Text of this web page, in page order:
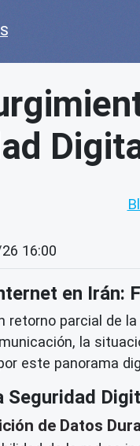
16:00
en Irán:
parcial de
la
este panorama
Seguridad
de Datos